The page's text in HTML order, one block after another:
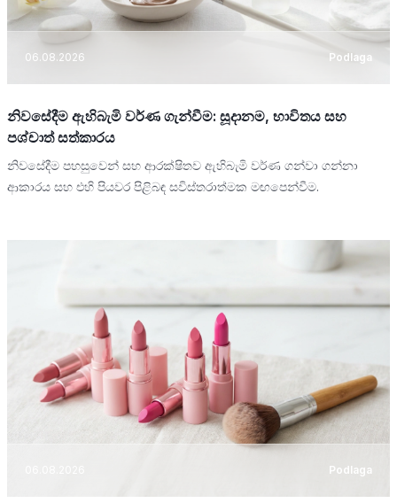
06.08.2026 Podlaga
නිවසේදීම ඇහිබැමි වර්ණ ගැන්වීම: සූදානම, භාවිතය සහ
පශ්චාත් සත්කාරය
නිවසේදීම පහසුවෙන් සහ ආරක්ෂිතව ඇහිබැමි වර්ණ ගන්වා ගන්නා
ආකාරය සහ එහි පියවර පිළිබඳ සවිස්තරාත්මක මඟපෙන්වීම.
Podlaga